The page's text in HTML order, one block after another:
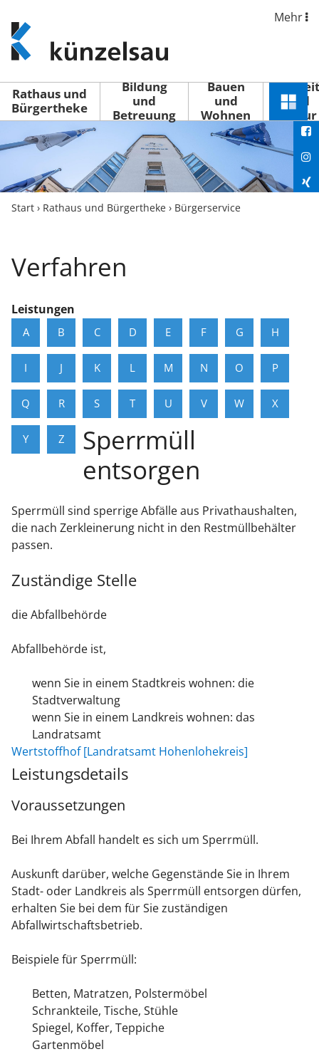
www.kuenzelsau.de
(zur
Startseite)
Mehr
Rathaus und
Bürgertheke
Bildung
und
Betreuung
Bauen
und
Wohnen
Freizeit
und
Kultur
Menü
Start › Rathaus und Bürgertheke › Bürgerservice
Verfahren
Leistungen
A B C D E F G H
I J K L M N O P
Q R S T U V W X
Y Z
Sperrmüll
entsorgen
Sperrmüll sind sperrige Abfälle aus Privathaushalten,
die nach Zerkleinerung nicht in den Restmüllbehälter
passen.
Zuständige Stelle
die Abfallbehörde
Abfallbehörde ist,
wenn Sie in einem Stadtkreis wohnen: die
Stadtverwaltung
wenn Sie in einem Landkreis wohnen: das
Landratsamt
Wertstoffhof [Landratsamt Hohenlohekreis]
Leistungsdetails
Voraussetzungen
Bei Ihrem Abfall handelt es sich um Sperrmüll.
Auskunft darüber, welche Gegenstände Sie in Ihrem
Stadt- oder Landkreis als Sperrmüll entsorgen dürfen,
erhalten Sie bei dem für Sie zuständigen
Abfallwirtschaftsbetrieb.
Beispiele für Sperrmüll:
Betten, Matratzen, Polstermöbel
Schrankteile, Tische, Stühle
Spiegel, Koffer, Teppiche
Gartenmöbel